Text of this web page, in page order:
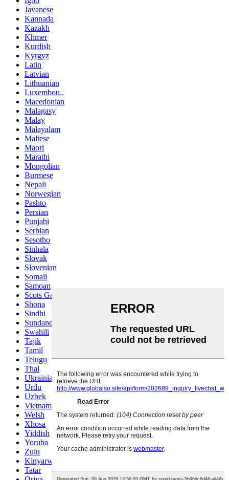
Javanese
Kannada
Kazakh
Khmer
Kurdish
Kyrgyz
Latin
Latvian
Lithuanian
Luxembou..
Macedonian
Malagasy
Malay
Malayalam
Maltese
Maori
Marathi
Mongolian
Burmese
Nepali
Norwegian
Pashto
Persian
Punjabi
Serbian
Sesotho
Sinhala
Slovak
Slovenian
Somali
Samoan
Scots Gaelic
Shona
Sindhi
Sundanese
Swahili
Tajik
Tamil
Telugu
Thai
Ukrainian
Urdu
Uzbek
Vietnamese
Welsh
Xhosa
Yiddish
Yoruba
Zulu
Kinyarwanda
Tatar